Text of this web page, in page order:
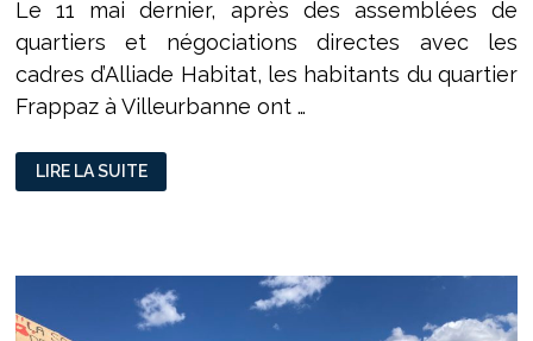
Le 11 mai dernier, après des assemblées de
quartiers et négociations directes avec les
cadres d’Alliade Habitat, les habitants du quartier
Frappaz à Villeurbanne ont …
VILLEURBANNE
:
DES
SE
LIRE LA SUITE